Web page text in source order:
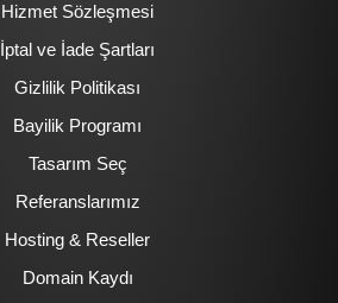
Hizmet Sözleşmesi
İptal ve İade Şartları
Gizlilik Politikası
Bayilik Programı
Tasarım Seç
Referanslarımız
Hosting & Reseller
Domain Kaydı